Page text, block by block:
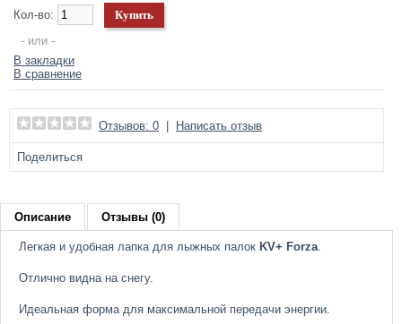
Кол-во:
- или -
В закладки
В сравнение
Отзывов: 0 Написать отзыв
Поделиться
Описание Отзывы (0)
Легкая и удобная лапка для лыжных палок KV+ Forza.
Отлично видна на снегу.
Идеальная форма для максимальной передачи энергии.